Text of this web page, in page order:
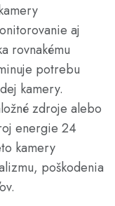
aj
rovnakému
potrebu
kamery.
zdroje alebo
energie 24
kamery
poškodenia